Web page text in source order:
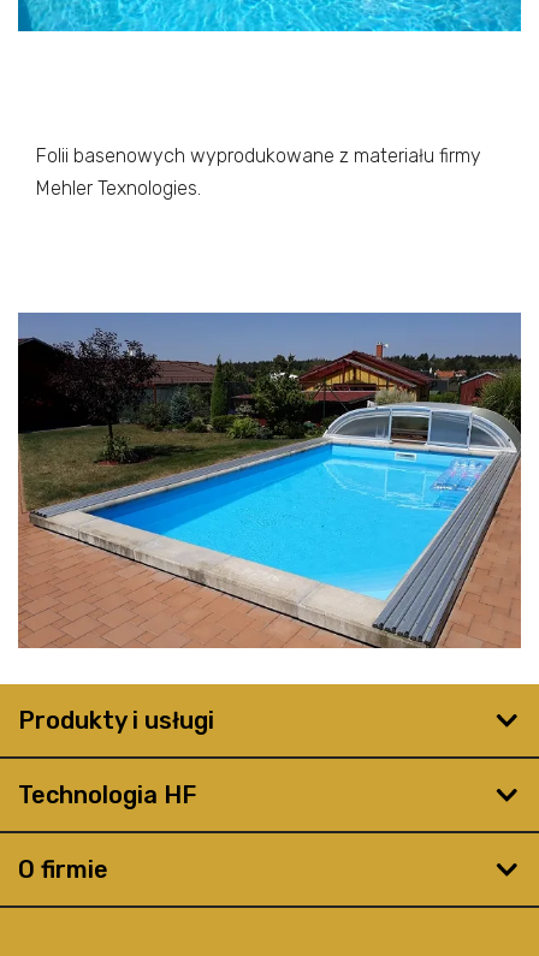
Folii basenowych wyprodukowane z materiału firmy
Mehler Texnologies.
Produkty i usługi
Technologia HF
O firmie